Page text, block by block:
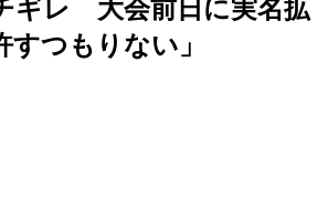
ギレ 大会前日に実名拡
つもりない」